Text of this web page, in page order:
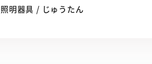
照明器具 / じゅうたん